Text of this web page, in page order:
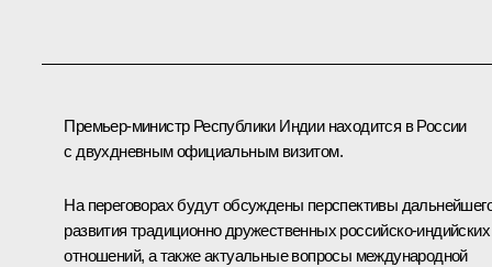
Премьер-министр Республики Индии находится в России
с двухдневным официальным визитом.
На переговорах будут обсуждены перспективы
развития традиционно дружественных российско-индийских
отношений, а также актуальные вопросы международной